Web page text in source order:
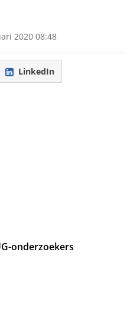
2020 08:48
LinkedIn
onderzoekers